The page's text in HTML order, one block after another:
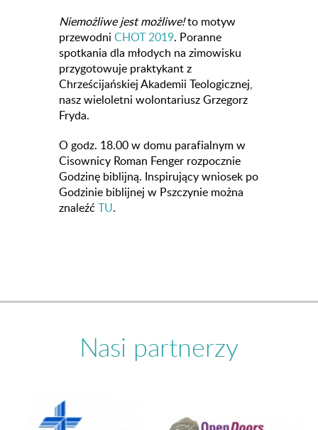
Niemożliwe jest możliwe!to motyw
przewodniCHOT 2019. Poranne
spotkania dla młodych na zimowisku
przygotowuje praktykant z
Chrześcijańskiej Akademii Teologicznej,
nasz wieloletni wolontariusz Grzegorz
Fryda.
O godz. 18.00 w domu parafialnym w
Cisownicy Roman Fenger rozpocznie
Godzinę biblijną. Inspirujący wniosek po
Godzinie biblijnej w Pszczynie można
znaleźćTU.
Nasi partnerzy